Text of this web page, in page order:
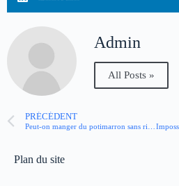
Admin
All Posts »
PRÉCÉDENT
Plan du site